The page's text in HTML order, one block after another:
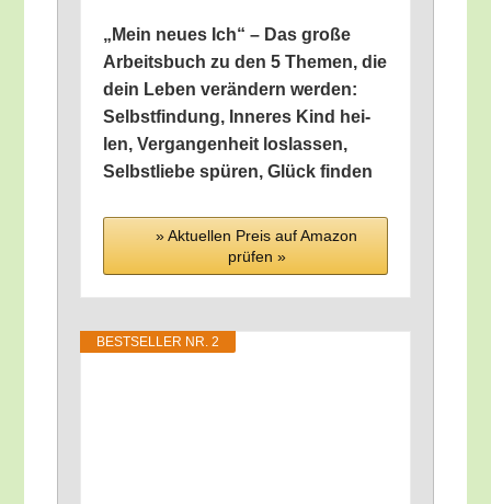
„Mein neu­es Ich“ – Das gro­ße
Arbeits­buch zu den 5 The­men, die
dein Leben ver­än­dern wer­den:
Selbst­fin­dung, Inne­res Kind hei­
len, Ver­gan­gen­heit los­las­sen,
Selbst­lie­be spü­ren, Glück finden
» Aktu­el­len Preis auf Ama­zon
prü­fen »
BEST­SEL­LER NR. 2